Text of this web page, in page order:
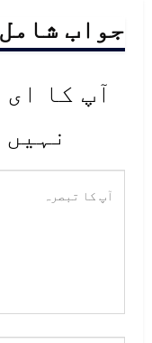
جواب
آپ کا